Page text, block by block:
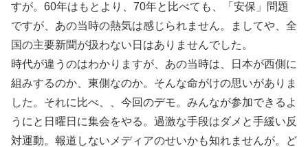
すが。60年はもとより、70年と比べても、「安保」問題
ですが、あの当時の熱気は感じられません。ましてや、全
国の主要新聞が扱わない日はありませんでした。
時代が違うのはわかりますが、あの当時は、日本が西側に
組みするのか、東側なのか。そんな命がけの思いがありま
した。それに比べ、、今回のデモ。みんなが参加できるよ
うにと日曜日に集会をやる。過激な手段はダメと手緩い反
対運動。報道しないメディアのせいかも知れませんが。ど